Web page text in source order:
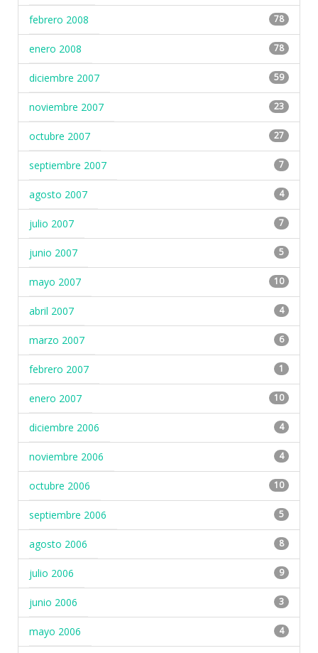
febrero 2008 78
enero 2008 78
diciembre 2007 59
noviembre 2007 23
octubre 2007 27
septiembre 2007 7
agosto 2007 4
julio 2007 7
junio 2007 5
mayo 2007 10
abril 2007 4
marzo 2007 6
febrero 2007 1
enero 2007 10
diciembre 2006 4
noviembre 2006 4
octubre 2006 10
septiembre 2006 5
agosto 2006 8
julio 2006 9
junio 2006 3
mayo 2006 4